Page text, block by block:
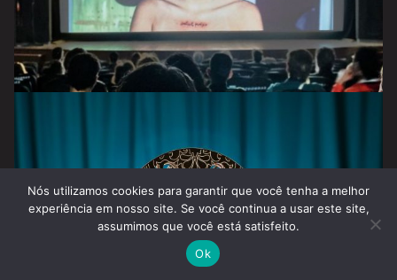
Nós utilizamos cookies para garantir que você tenha a melhor
experiência em nosso site. Se você continua a usar este site,
assumimos que você está satisfeito.
Ok